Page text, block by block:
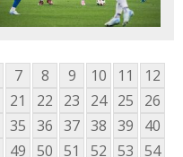
7 8 9 10 11
12
21 22 23 24 25
26
35 36 37 38 39
40
49 50 51 52 53 54